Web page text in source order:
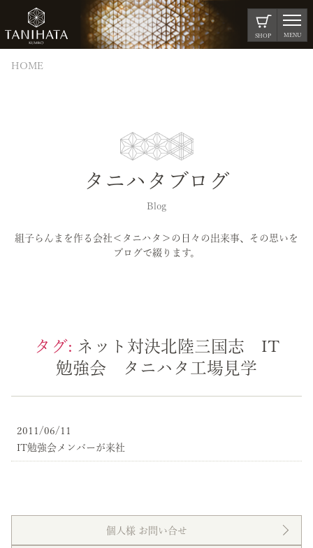
SHOP MENU
HOME
タニハタブログ
Blog
組子らんまを作る会社＜タニハタ＞の日々の出来事、その思いを
ブログで綴ります。
タグ: ネット対決北陸三国志 IT
勉強会 タニハタ工場見学
2011/06/11
IT勉強会メンバーが来社
個人様 お問い合せ